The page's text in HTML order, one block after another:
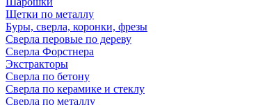
Щетки по металлу
Буры, сверла, коронки, фрезы
Сверла перовые по дереву
Сверла Форстнера
Экстракторы
Сверла по бетону
Сверла по керамике и стеклу
Сверла по металлу